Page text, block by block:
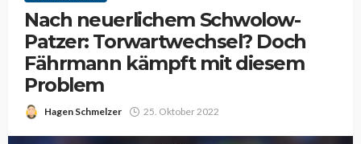
Nach neuerlichem Schwolow-
Patzer: Torwartwechsel? Doch
Fährmann kämpft mit diesem
Problem
Hagen Schmelzer 25. Oktober 2022